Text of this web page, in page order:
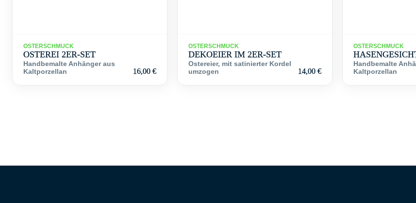
OSTERSCHMUCK
OSTEREI 2ER-SET
Handbemalte Anhänger aus
Kaltporzellan
16,00 €
OSTERSCHMUCK
DEKOEIER IM 2ER-SET
Ostereier, mit satinierter Kordel
umzogen
14,00 €
OSTERSCHMUCK
Handbemalte
Kaltporzellan